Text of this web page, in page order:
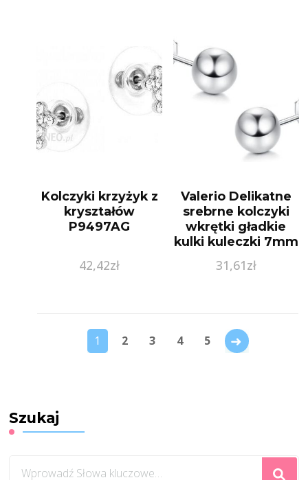
Kolczyki krzyżyk z
kryształów
P9497AG
42,42zł
Valerio Delikatne
srebrne kolczyki
wkrętki gładkie
kulki kuleczki 7mm
balls srebro 925
(SLBALL7MM)
31,61zł
1 2 3 4 5
Szukaj